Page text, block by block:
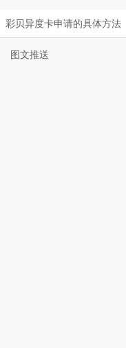
彩贝异度卡申请的具体方法
图文推送